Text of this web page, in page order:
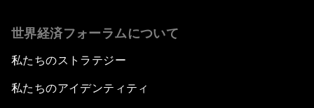
世界経済フォーラムについて
私たちのストラテジー
私たちのアイデンティティ